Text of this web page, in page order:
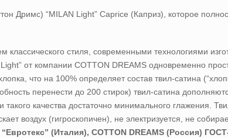
Дримс) “MILAN Light” Caprice (Каприз), которое
классического стиля, современными технологиями
от компании COTTON DREAMS одновременно
что на 100% определяет состав твил-сатина
перенести до 200 стирок) твил-сатина
качества достаточно минимального глажения.
воздух (гигроскопичен), не электризуется, не
(Италия), COTTON DREAMS (Россия)